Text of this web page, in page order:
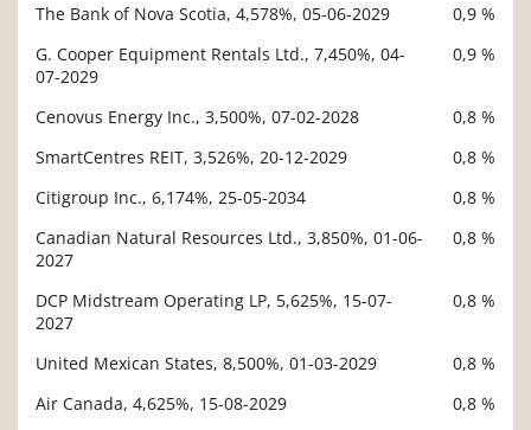
The Bank of Nova Scotia, 4,578%, 05-06-2029
0,9 %
G. Cooper Equipment Rentals Ltd., 7,450%, 04-
07-2029
0,9 %
Cenovus Energy Inc., 3,500%, 07-02-2028
0,8 %
SmartCentres REIT, 3,526%, 20-12-2029
0,8 %
Citigroup Inc., 6,174%, 25-05-2034
0,8 %
Canadian Natural Resources Ltd., 3,850%, 01-06-
2027
0,8 %
DCP Midstream Operating LP, 5,625%, 15-07-
2027
0,8 %
United Mexican States, 8,500%, 01-03-2029
0,8 %
Air Canada, 4,625%, 15-08-2029
0,8 %